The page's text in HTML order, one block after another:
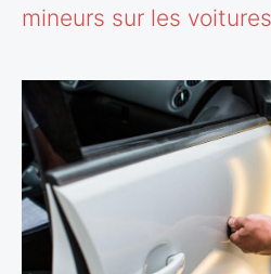
mineurs sur les